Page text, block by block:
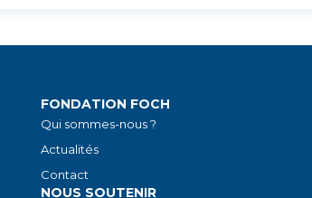
FONDATION FOCH
Qui sommes-nous ?
Actualités
Contact
NOUS SOUTENIR